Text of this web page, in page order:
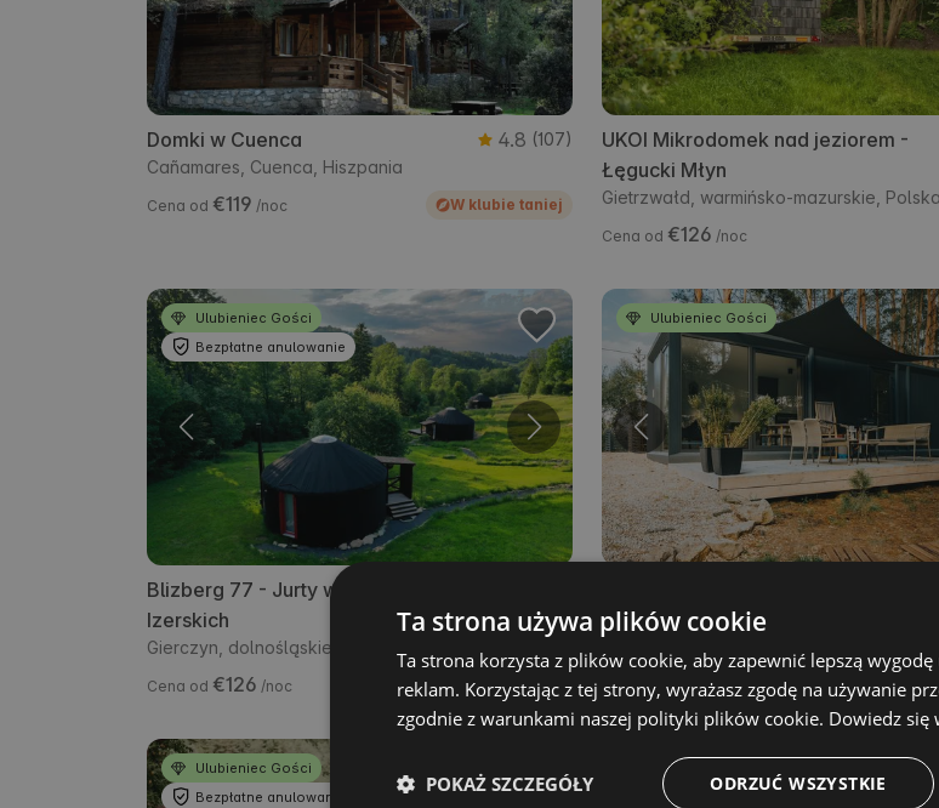
Domki w Cuenca 4.8 (107)
Cañamares, Cuenca, Hiszpania
Cena od €119 /noc W klubie taniej
UKOI Mikrodomek nad jeziorem -
Łęgucki Młyn
Gietrzwałd, warmińsko-mazurskie, Polska
Cena od €126 /noc
Ulubieniec Gości
Bezpłatne anulowanie
Blizberg 77 - Jurty w Górach
Izerskich
Gierczyn, dolnośląskie, Polska
Cena od €126 /noc W klubie taniej
Ulubieniec Gości
Kaczyn, świętokrzyskie, Polska
Cena od€126/noc W
Ulubieniec Gości
Bezpłatne anulowanie
Ulubieniec Gości
Bezpłatne anulowanie
Ta strona używa plików cookie
Ta strona korzysta z plików cookie, aby zapewnić lepszą
reklam. Korzystając z tej strony, wyrażasz zgodę na używanie
zgodnie z warunkami naszej polityki plików cookie. Dowiedz się
ODRZUĆ WSZYSTKIE
POKAŻ SZCZEGÓŁY